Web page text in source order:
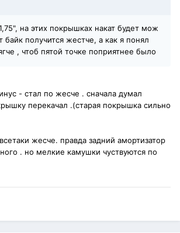
на этих покрышках накат будет мож
байк получится жестче, а как я понял
, чтоб пятой точке поприятнее было
- стал по жесче . сначала думал
перекачал .(старая покрышка сильно
жесче. правда задний амортизатор
. но мелкие камушки чуствуются по